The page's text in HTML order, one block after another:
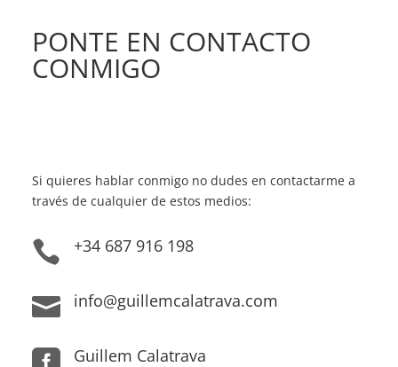
PONTE EN CONTACTO
CONMIGO
Si quieres hablar conmigo no dudes en contactarme a
través de cualquier de estos medios:
 +34 687 916 198
 info@guillemcalatrava.com
Guillem Calatrava